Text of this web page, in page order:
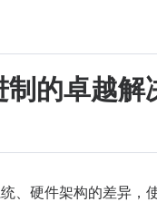
的卓越解
、硬件架构的差异，